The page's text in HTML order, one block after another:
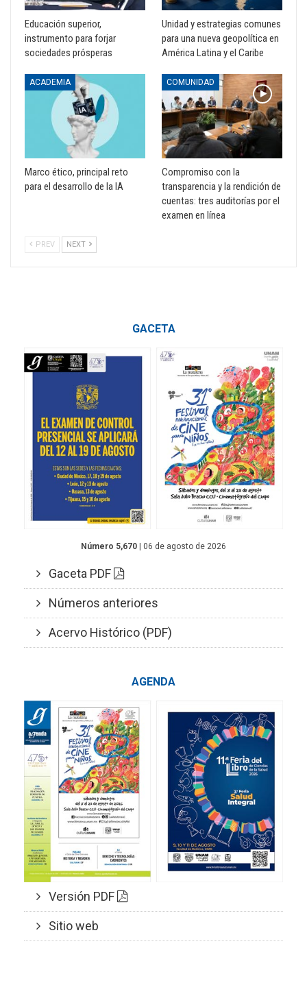
Educación superior,
instrumento para forjar
sociedades prósperas
Unidad y estrategias comunes
para una nueva geopolítica en
América Latina y el Caribe
ACADEMIA
Marco ético, principal reto
para el desarrollo de la IA
COMUNIDAD
Compromiso con la
transparencia y la rendición de
cuentas: tres auditorías por el
examen en línea
PREV NEXT
GACETA
Número 5,670 | 06 de agosto de 2026
Gaceta PDF
Números anteriores
Acervo Histórico (PDF)
AGENDA
Versión PDF
Sitio web